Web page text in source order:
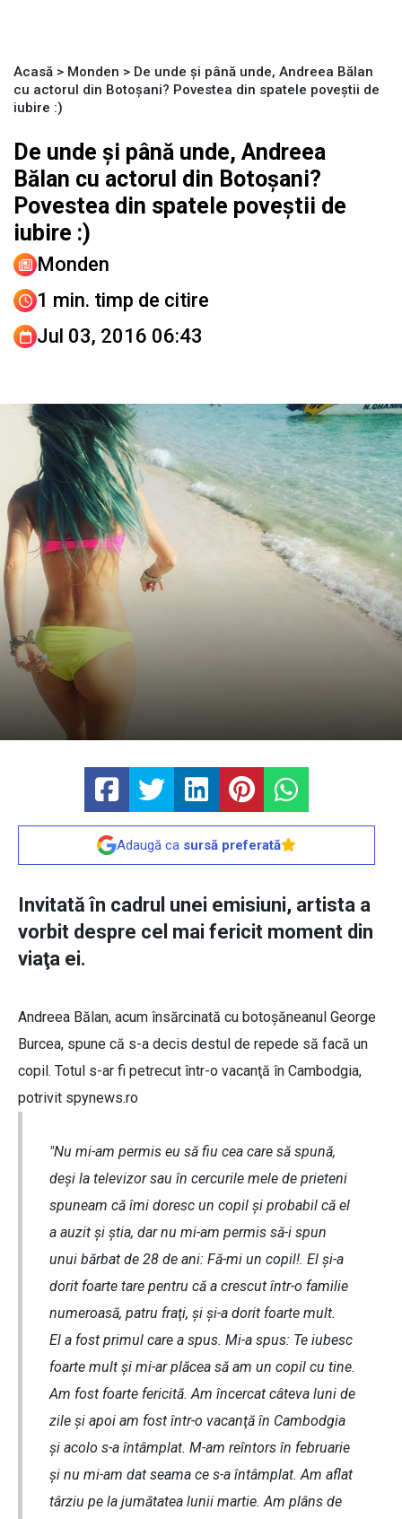
Acasă > Monden > De unde și până unde, Andreea Bălan
cu actorul din Botoșani? Povestea din spatele poveștii de
iubire :)
De unde și până unde, Andreea
Bălan cu actorul din Botoșani?
Povestea din spatele poveștii de
iubire :)
Monden
1 min. timp de citire
Jul 03, 2016 06:43
Adaugă ca sursă preferată
Invitată în cadrul unei emisiuni, artista a
vorbit despre cel mai fericit moment din
viaţa ei.
Andreea Bălan, acum însărcinată cu botoşăneanul George
Burcea, spune că s-a decis destul de repede să facă un
copil. Totul s-ar fi petrecut într-o vacanţă în Cambodgia,
potrivit spynews.ro
"Nu mi-am permis eu să fiu cea care să spună,
deşi la televizor sau în cercurile mele de prieteni
spuneam că îmi doresc un copil şi probabil că el
a auzit şi ştia, dar nu mi-am permis să-i spun
unui bărbat de 28 de ani: Fă-mi un copil!. El şi-a
dorit foarte tare pentru că a crescut într-o familie
numeroasă, patru fraţi, şi şi-a dorit foarte mult.
El a fost primul care a spus. Mi-a spus: Te iubesc
foarte mult şi mi-ar plăcea să am un copil cu tine.
Am fost foarte fericită. Am încercat câteva luni de
zile şi apoi am fost într-o vacanţă în Cambodgia
şi acolo s-a întâmplat. M-am reîntors în februarie
şi nu mi-am dat seama ce s-a întâmplat. Am aflat
târziu pe la jumătatea lunii martie. Am plâns de